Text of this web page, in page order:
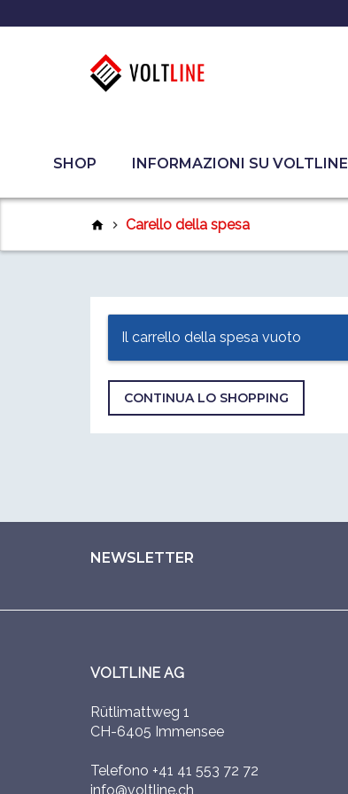
SHOP INFORMAZIONI SU VOLTLINE
home chevron_right Carello della spesa
Il carrello della spesa vuoto
CONTINUA LO SHOPPING
NEWSLETTER
VOLTLINE AG
Rütlimattweg 1
CH-6405 Immensee
Telefono +41 41 553 72 72
info@voltline.ch